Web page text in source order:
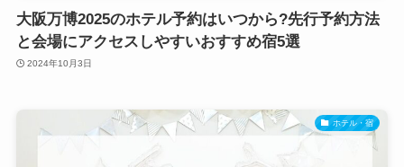
大阪万博2025のホテル予約はいつから?先行予約方法
と会場にアクセスしやすいおすすめ宿5選
2024年10月3日
ホテル・宿